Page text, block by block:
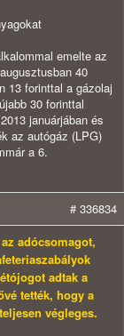
emelte az
40
13 forinttal a gázolaj
30 forinttal
januárjában és
az autógáz (LPG)
a 6.
# 336834
adócsomagot,
adtak a
tették, hogy a
végleges.